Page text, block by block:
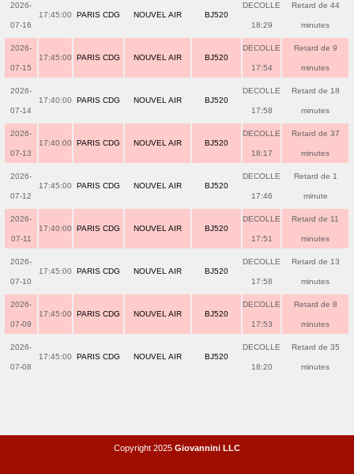
2026-
07-16
17:45:00 PARIS CDG NOUVEL AIR BJ520
DECOLLE
18:29
Retard de 44
minutes
2026-
07-15
17:45:00 PARIS CDG NOUVEL AIR BJ520
DECOLLE
17:54
Retard de 9
minutes
2026-
07-14
17:40:00 PARIS CDG NOUVEL AIR BJ520
DECOLLE
17:58
Retard de 18
minutes
2026-
07-13
17:40:00 PARIS CDG NOUVEL AIR BJ520
DECOLLE
18:17
Retard de 37
minutes
2026-
07-12
17:45:00 PARIS CDG NOUVEL AIR BJ520
DECOLLE
17:46
Retard de 1
minute
2026-
07-11
17:40:00 PARIS CDG NOUVEL AIR BJ520
DECOLLE
17:51
Retard de 11
minutes
2026-
07-10
17:45:00 PARIS CDG NOUVEL AIR BJ520
DECOLLE
17:58
Retard de 13
minutes
2026-
07-09
17:45:00 PARIS CDG NOUVEL AIR BJ520
DECOLLE
17:53
Retard de 8
minutes
2026-
07-08
17:45:00 PARIS CDG NOUVEL AIR BJ520
DECOLLE
18:20
Retard de 35
minutes
Copyright 2025 Giovannini LLC